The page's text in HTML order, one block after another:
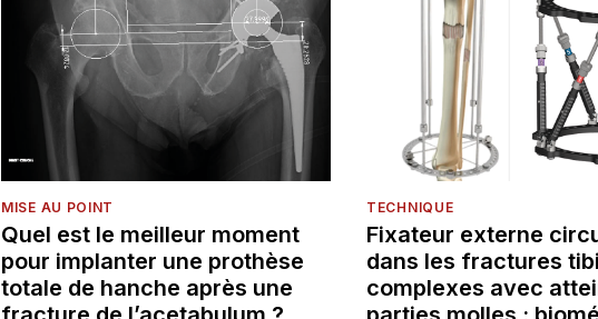
MISE AU POINT
Quel est le meilleur moment
pour implanter une prothèse
totale de hanche après une
TECHNIQUE
Fixateur externe
dans les fractures
complexes avec